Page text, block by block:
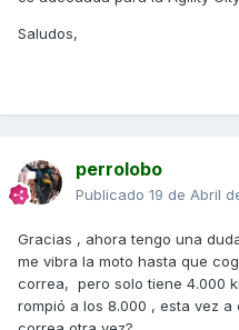
Saludos,
perrolobo
Publicado 19 de Abril
Gracias , ahora tengo una
me vibra la moto hasta que
correa, pero solo tiene 4.000
rompió a los 8.000 , esta vez